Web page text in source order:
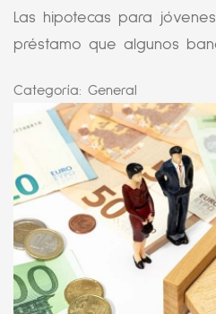
Las hipotecas para
préstamo que algunos
Categoría: General